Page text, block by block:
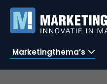
Marketingthema’s